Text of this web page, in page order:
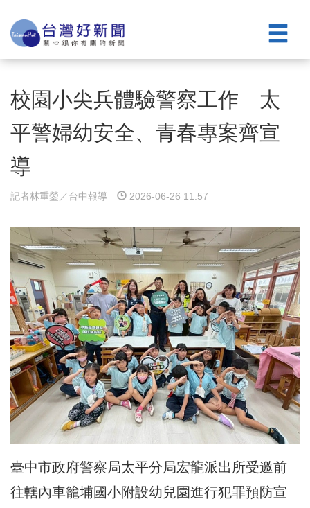
校園小尖兵體驗警察工作 太
平警婦幼安全、青春專案齊宣
導
記者林重鎣／台中報導 2026-06-26 11:57
臺中市政府警察局太平分局宏龍派出所受邀前
往轄內車籠埔國小附設幼兒園進行犯罪預防宣